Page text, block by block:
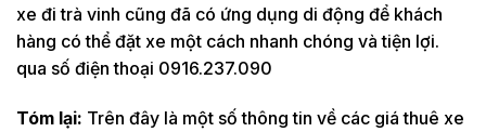
xe đi trà vinh cũng đã có ứng dụng di động để khách
hàng có thể đặt xe một cách nhanh chóng và tiện lợi.
qua số điện thoại 0916.237.090
Tóm lại: Trên đây là một số thông tin về các giá thuê xe